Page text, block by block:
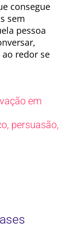
consegue
sem
pessoa
redor se
em
, persuasão,